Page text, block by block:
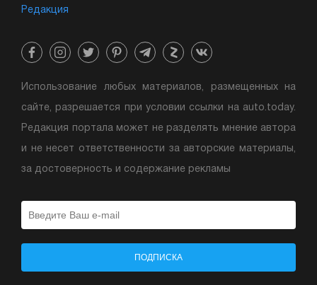
Редакция
Использование любых материалов, размещенных на
сайте, разрешается при условии ссылки на auto.today.
Редакция портала может не разделять мнение автора
и не несет ответственности за авторские материалы,
за достоверность и содержание рекламы
ПОДПИСКА